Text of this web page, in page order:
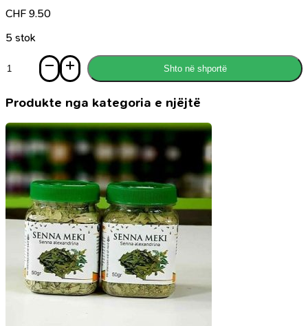
CHF 9.50
5 stok
Luftëtari
Shto në shportë
Produkte nga kategoria e njëjtë